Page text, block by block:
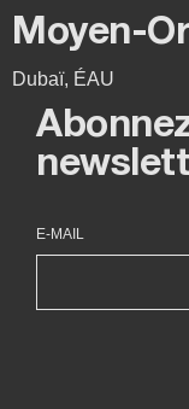
Moyen-
Dubaï, ÉAU
E-MAIL